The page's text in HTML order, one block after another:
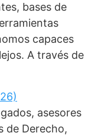
bases de
capaces
A través de
asesores
de Derecho,